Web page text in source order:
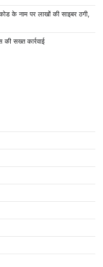
के नाम पर लाखों की साइबर ठगी,
की सख्त कार्रवाई